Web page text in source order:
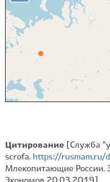
Цитирование
[Служба
scrofa. https://
Млекопитающие России.